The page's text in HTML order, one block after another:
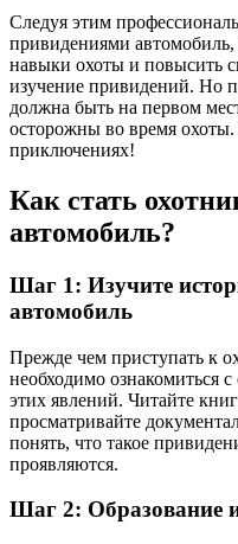
Следуя этим
привидениями
навыки охоты и повысить
изучение привидений. Но
должна быть на первом
осторожны во время
приключениях!
Как стать
автомобиль?
Шаг 1: Изучите
автомобиль
Прежде чем приступать к
необходимо ознакомиться
этих явлений. Читайте
просматривайте
понять, что такое
проявляются.
Шаг 2: Образование